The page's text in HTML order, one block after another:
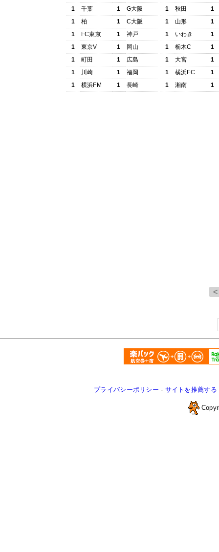
1
千葉 1
G大阪
1
柏 1
C大阪
1
FC東京 1
神戸
1
東京V 1
岡山
1
町田 1
広島
1
川崎 1
福岡
1
横浜FM 1 長崎
1
秋田
1
1
山形
1
1
いわき
1
1
栃木C
1
1
大宮
1
1
横浜FC
1
1
湘南 1
プライバシーポリシー - サイトを推薦する